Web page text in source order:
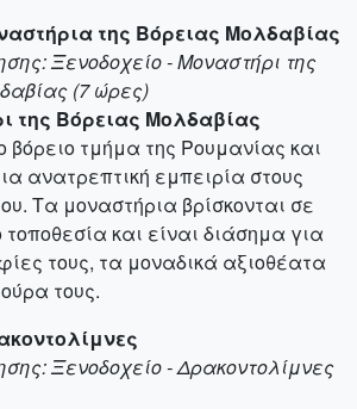
της Βόρειας Μολδαβίας
Ξενοδοχείο - Μοναστήρι της
(7 ώρες)
της Βόρειας Μολδαβίας
βόρειο τμήμα της Ρουμανίας και
ανατρεπτική εμπειρία στους
Τα μοναστήρια βρίσκονται σε
και είναι διάσημα για
τους, τα μοναδικά αξιοθέατα
τους.
Ξενοδοχείο - Δρακοντολίμνες